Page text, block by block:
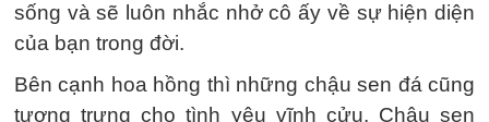
sống và sẽ luôn nhắc nhở cô ấy về sự hiện diện
của bạn trong đời.
Bên cạnh hoa hồng thì những chậu sen đá cũng
tượng trưng cho tình yêu vĩnh cửu. Chậu sen